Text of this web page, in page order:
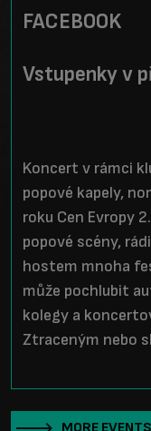
FACEBOOK
Vstupenky v
Koncert v rámci
popové kapely,
roku Cen Evropy
popové scény,
hostem mnoha
může pochlubit
kolegy a
Ztraceným nebo